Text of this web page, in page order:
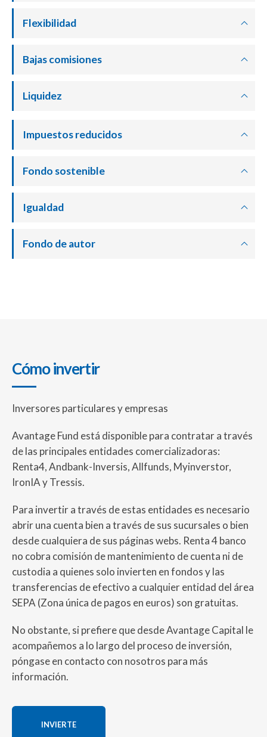
Flexibilidad
Bajas comisiones
Liquidez
Impuestos reducidos
Fondo sostenible
Igualdad
Fondo de autor
Cómo invertir
Inversores particulares y empresas
Avantage Fund está disponible para contratar a través
de las principales entidades comercializadoras:
Renta4, Andbank-Inversis, Allfunds, Myinverstor,
IronIA y Tressis.
Para invertir a través de estas entidades es necesario
abrir una cuenta bien a través de sus sucursales o bien
desde cualquiera de sus páginas webs. Renta 4 banco
no cobra comisión de mantenimiento de cuenta ni de
custodia a quienes solo invierten en fondos y las
transferencias de efectivo a cualquier entidad del área
SEPA (Zona única de pagos en euros) son gratuitas.
No obstante, si prefiere que desde Avantage Capital le
acompañemos a lo largo del proceso de inversión,
póngase en contacto con nosotros para más
información.
INVIERTE